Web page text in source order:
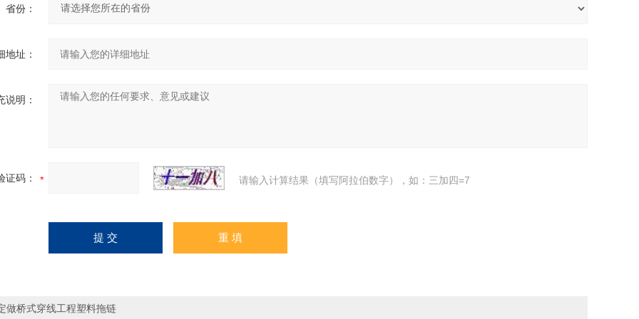
省份：
地址：
说明：
证码： 请输入计算结果（填写阿拉伯数字），如：三加四=7
做桥式穿线工程塑料拖链